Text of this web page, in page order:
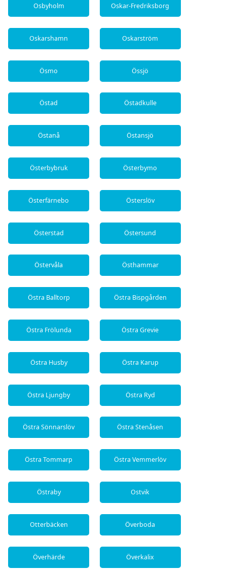
Osbyholm Oskar-Fredriksborg
Oskarshamn Oskarström
Ösmo Össjö
Östad Östadkulle
Östanå Östansjö
Österbybruk Österbymo
Österfärnebo Österslöv
Österstad Östersund
Östervåla Östhammar
Östra Balltorp Östra Bispgården
Östra Frölunda Östra Grevie
Östra Husby Östra Karup
Östra Ljungby Östra Ryd
Östra Sönnarslöv Östra Stenåsen
Östra Tommarp Östra Vemmerlöv
Östraby Ostvik
Otterbäcken Överboda
Överhärde Överkalix